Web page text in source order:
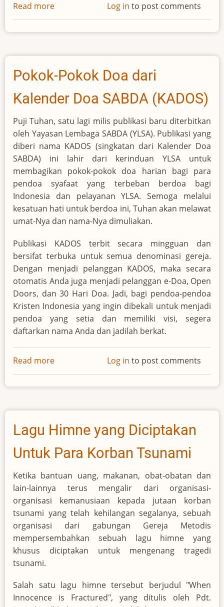
Read more
Trivia
Asyik
Bio-
Kristi
Log in to post comments
Pokok-Pokok Doa dari
Kalender Doa SABDA (KADOS)
Puji Tuhan, satu lagi milis publikasi baru diterbitkan
oleh Yayasan Lembaga SABDA (YLSA). Publikasi yang
diberi nama KADOS (singkatan dari Kalender Doa
SABDA) ini lahir dari kerinduan YLSA untuk
membagikan pokok-pokok doa harian bagi para
pendoa syafaat yang terbeban berdoa bagi
Indonesia dan pelayanan YLSA. Semoga melalui
kesatuan hati untuk berdoa ini, Tuhan akan melawat
umat-Nya dan nama-Nya dimuliakan.
Publikasi KADOS terbit secara mingguan dan
bersifat terbuka untuk semua denominasi gereja.
Dengan menjadi pelanggan KADOS, maka secara
otomatis Anda juga menjadi pelanggan e-Doa, Open
Doors, dan 30 Hari Doa. Jadi, bagi pendoa-pendoa
Kristen Indonesia yang ingin dibekali untuk menjadi
pendoa yang setia dan memiliki visi, segera
daftarkan nama Anda dan jadilah berkat.
Read more
Pokok-
Pokok
dari
Kalender
Doa
SABDA
(KADOS)
Log in to post comments
Lagu Himne yang Diciptakan
Untuk Para Korban Tsunami
Ketika bantuan uang, makanan, obat-obatan dan
lain-lainnya terus mengalir dari organisasi-
organisasi kemanusiaan kepada jutaan korban
tsunami yang telah kehilangan segalanya, sebuah
organisasi dari gabungan Gereja Metodis
mempersembahkan sebuah lagu himne yang
khusus diciptakan untuk mengenang tragedi
tsunami.
Salah satu lagu himne tersebut berjudul "When
Innocence is Fractured", yang ditulis oleh Pdt.